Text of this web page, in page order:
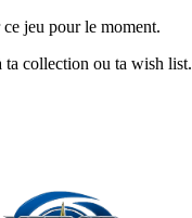
jeu pour le moment.
ta collection ou ta wish list.